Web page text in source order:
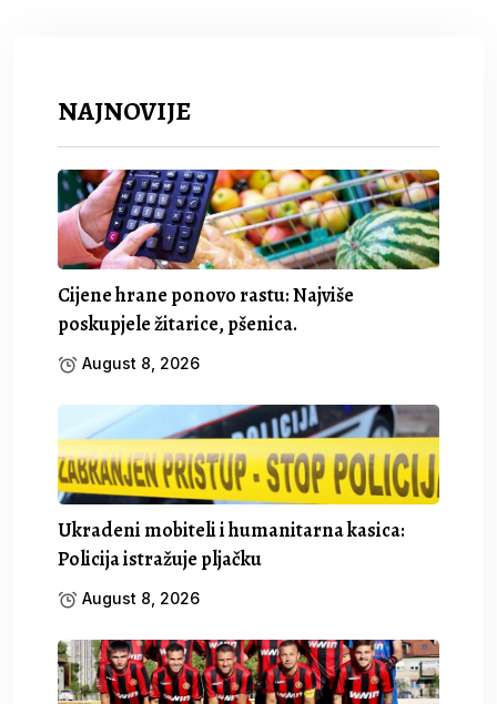
NAJNOVIJE
Cijene hrane ponovo rastu: Najviše
poskupjele žitarice, pšenica.
August 8, 2026
Ukradeni mobiteli i humanitarna kasica:
Policija istražuje pljačku
August 8, 2026